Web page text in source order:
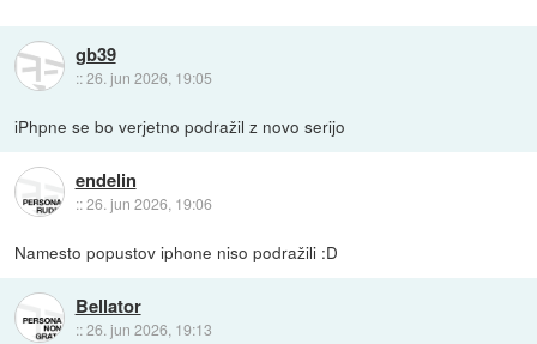
gb39
::26. jun 2026, 19:05
iPhpne se bo verjetno podražil z novo serijo
endelin
::26. jun 2026, 19:06
Namesto popustov iphone niso podražili :D
Bellator
::26. jun 2026, 19:13